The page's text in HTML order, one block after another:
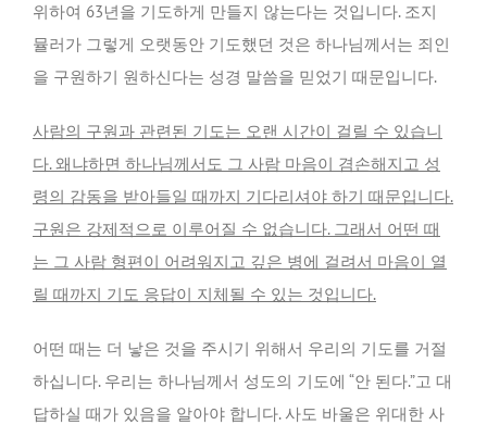
위하여 63년을 기도하게 만들지 않는다는 것입니다. 조지
뮬러가 그렇게 오랫동안 기도했던 것은 하나님께서는 죄인
을 구원하기 원하신다는 성경 말씀을 믿었기 때문입니다.
사람의 구원과 관련된 기도는 오랜 시간이 걸릴 수 있습니
다. 왜냐하면 하나님께서도 그 사람 마음이 겸손해지고 성
령의 감동을 받아들일 때까지 기다리셔야 하기 때문입니다.
구원은 강제적으로 이루어질 수 없습니다. 그래서 어떤 때
는 그 사람 형편이 어려워지고 깊은 병에 걸려서 마음이 열
릴 때까지 기도 응답이 지체될 수 있는 것입니다.
어떤 때는 더 낳은 것을 주시기 위해서 우리의 기도를 거절
하십니다. 우리는 하나님께서 성도의 기도에 “안 된다.”고 대
답하실 때가 있음을 알아야 합니다. 사도 바울은 위대한 사